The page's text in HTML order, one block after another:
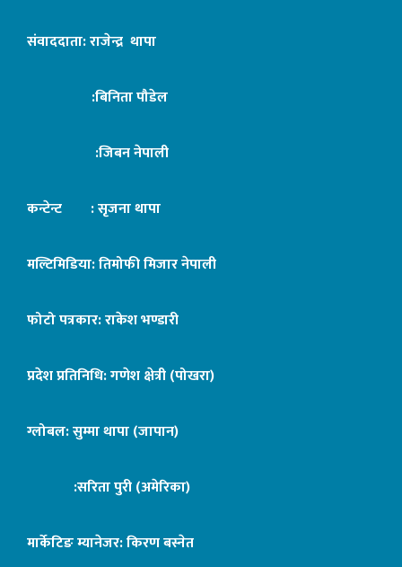
संवाददाता: राजेन्द्र थापा
:बिनिता पौडेल
:जिबन नेपाली
कन्टेन्ट : सृजना थापा
मल्टिमिडिया: तिमोफी मिजार नेपाली
फोटो पत्रकार: राकेश भण्डारी
प्रदेश प्रतिनिधि: गणेश क्षेत्री (पोखरा)
ग्लोबल: सुम्मा थापा (जापान)
:सरिता पुरी (अमेरिका)
मार्केटिङ म्यानेजर: किरण बस्नेत